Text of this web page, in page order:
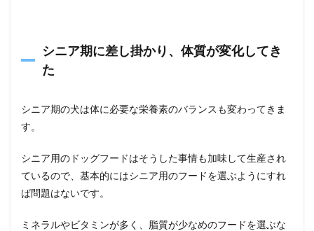
シニア期に差し掛かり、体質が変化してき
た
シニア期の犬は体に必要な栄養素のバランスも変わってきま
す。
シニア用のドッグフードはそうした事情も加味して生産され
ているので、基本的にはシニア用のフードを選ぶようにすれ
ば問題はないです。
ミネラルやビタミンが多く、脂質が少なめのフードを選ぶな